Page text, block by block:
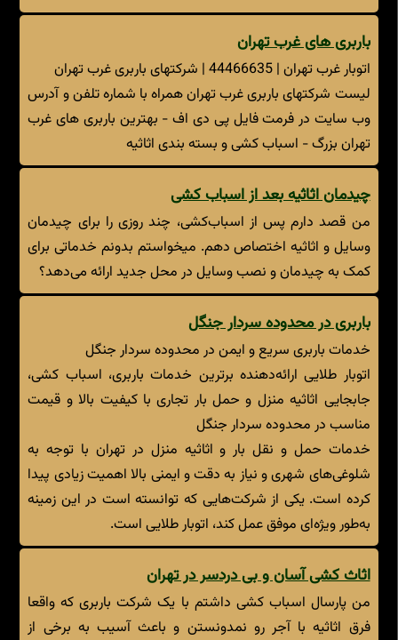
باربری های غرب تهران
اتوبار غرب تهران | 44466635 | شرکتهای باربری غرب تهران
لیست شرکتهای باربری غرب تهران همراه با شماره تلفن و آدرس
وب سایت در فرمت فایل پی دی اف - بهترین باربری های غرب
تهران بزرگ - اسباب کشی و بسته بندی اثاثیه
چیدمان اثاثیه بعد از اسباب کشی
من قصد دارم پس از اسباب‌کشی، چند روزی را برای چیدمان
وسایل و اثاثیه اختصاص دهم. میخواستم بدونم خدماتی برای
کمک به چیدمان و نصب وسایل در محل جدید ارائه می‌دهد؟
باربری در محدوده سردار جنگل
خدمات باربری سریع و ایمن در محدوده سردار جنگل
اتوبار طلایی ارائه‌دهنده برترین خدمات باربری، اسباب کشی،
جابجایی اثاثیه منزل و حمل بار تجاری با کیفیت بالا و قیمت
مناسب در محدوده سردار جنگل
خدمات حمل و نقل بار و اثاثیه منزل در تهران با توجه به
شلوغی‌های شهری و نیاز به دقت و ایمنی بالا اهمیت زیادی پیدا
کرده است. یکی از شرکت‌هایی که توانسته است در این زمینه
به‌طور ویژه‌ای موفق عمل کند، اتوبار طلایی است.
اثاث کشی آسان و بی دردسر در تهران
من پارسال اسباب کشی داشتم با یک شرکت باربری که واقعا
فرق اثاثیه با آجر رو نمدونستن و باعث آسیب به برخی از